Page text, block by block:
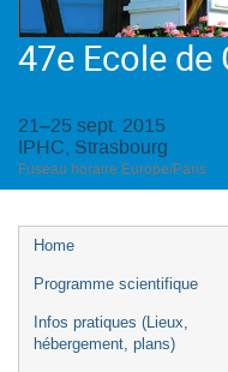
47e Ecole
21–25 sept. 2015
IPHC, Strasbourg
Fuseau horaire Europe/Paris
Menu
de
Home
Programme scientifique
Infos pratiques (Lieux,
hébergement, plans)